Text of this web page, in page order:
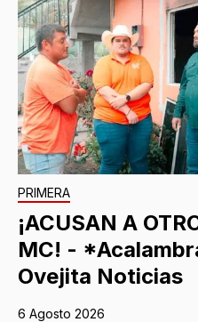
PRIMERA
¡ACUSAN A
MC! -
Ovejita Noticias
6 Agosto 2026